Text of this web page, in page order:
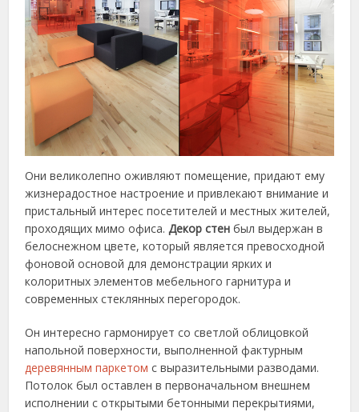
Они великолепно оживляют помещение, придают ему
жизнерадостное настроение и привлекают внимание и
пристальный интерес посетителей и местных жителей,
проходящих мимо офиса.Декор стенбыл выдержан в
белоснежном цвете, который является превосходной
фоновой основой для демонстрации ярких и
колоритных элементов мебельного гарнитура и
современных стеклянных перегородок.
Он интересно гармонирует со светлой облицовкой
напольной поверхности, выполненной фактурным
деревянным паркетом с выразительными разводами.
Потолок был оставлен в первоначальном внешнем
исполнении с открытыми бетонными перекрытиями,